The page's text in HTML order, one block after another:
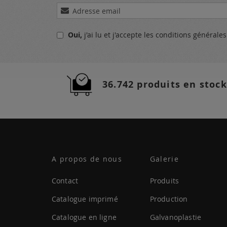
Inscription
à
lettreOui, j'ai lu et j'accepte les conditions générales
36.742 produits en stock
A propos de nous
Contact
Catalogue imprimé
Catalogue en ligne
Galerie
Produits
Production
Galvanoplastie